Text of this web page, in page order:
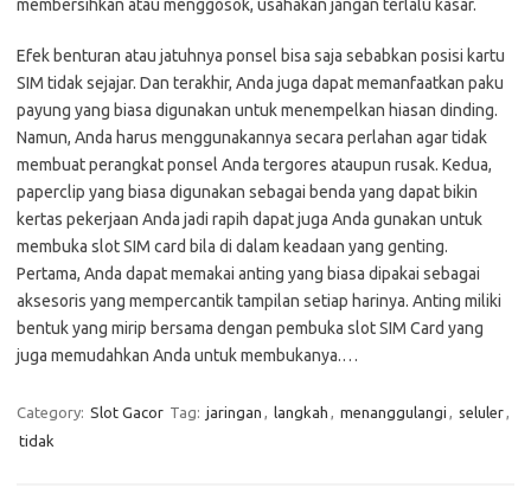
membersihkan atau menggosok, usahakan jangan terlalu kasar.
Efek benturan atau jatuhnya ponsel bisa saja sebabkan posisi kartu
SIM tidak sejajar. Dan terakhir, Anda juga dapat memanfaatkan paku
payung yang biasa digunakan untuk menempelkan hiasan dinding.
Namun, Anda harus menggunakannya secara perlahan agar tidak
membuat perangkat ponsel Anda tergores ataupun rusak. Kedua,
paperclip yang biasa digunakan sebagai benda yang dapat bikin
kertas pekerjaan Anda jadi rapih dapat juga Anda gunakan untuk
membuka slot SIM card bila di dalam keadaan yang genting.
Pertama, Anda dapat memakai anting yang biasa dipakai sebagai
aksesoris yang mempercantik tampilan setiap harinya. Anting miliki
bentuk yang mirip bersama dengan pembuka slot SIM Card yang
juga memudahkan Anda untuk membukanya.…
Category: Slot Gacor Tag: jaringan langkah menanggulangi seluler
tidak